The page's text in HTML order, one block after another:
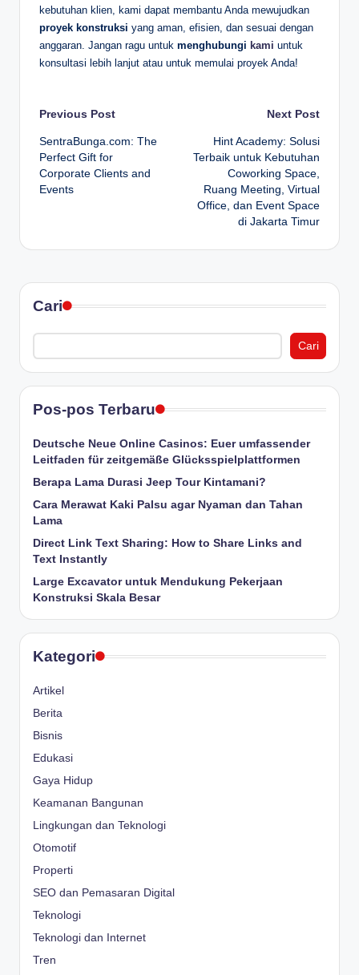
kebutuhan klien, kami dapat membantu Anda mewujudkan
proyek konstruksi yang aman, efisien, dan sesuai dengan
anggaran. Jangan ragu untuk menghubungi kami untuk
konsultasi lebih lanjut atau untuk memulai proyek Anda!
Post
navigation
Previous Post
SentraBunga.com: The
Perfect Gift for
Corporate Clients and
Events
Next Post
Hint Academy: Solusi
Terbaik untuk Kebutuhan
Coworking Space,
Ruang Meeting, Virtual
Office, dan Event Space
di Jakarta Timur
Cari
Cari
Pos-pos Terbaru
Deutsche Neue Online Casinos: Euer umfassender
Leitfaden für zeitgemäße Glücksspielplattformen
Berapa Lama Durasi Jeep Tour Kintamani?
Cara Merawat Kaki Palsu agar Nyaman dan Tahan
Lama
Direct Link Text Sharing: How to Share Links and
Text Instantly
Large Excavator untuk Mendukung Pekerjaan
Konstruksi Skala Besar
Kategori
Artikel
Berita
Bisnis
Edukasi
Gaya Hidup
Keamanan Bangunan
Lingkungan dan Teknologi
Otomotif
Properti
SEO dan Pemasaran Digital
Teknologi
Teknologi dan Internet
Tren